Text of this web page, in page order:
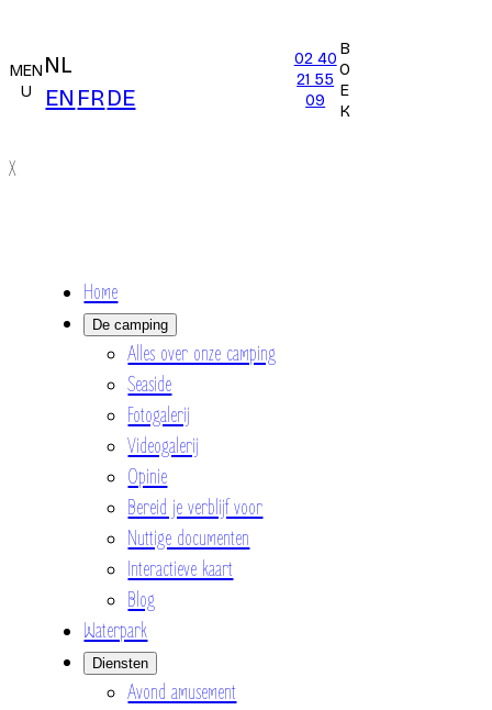
MEN
U
NL
EN FRDE
02 40
21 55
09
B
O
E
K
X
Home
De camping
Alles over onze camping
Seaside
Fotogalerij
Videogalerij
Opinie
Bereid je verblijf voor
Nuttige documenten
Interactieve kaart
Blog
Waterpark
Diensten
Avond amusement